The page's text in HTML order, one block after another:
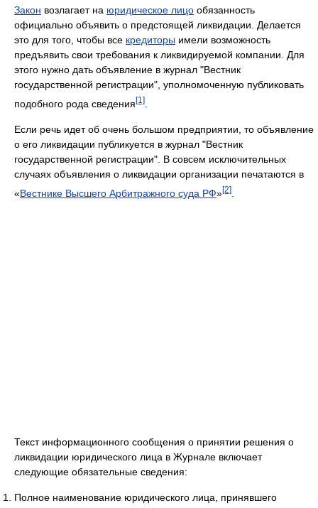
Закон возлагает на юридическое лицо обязанность
официально объявить о предстоящей ликвидации. Делается
это для того, чтобы все кредиторы имели возможность
предъявить свои требования к ликвидируемой компании. Для
этого нужно дать объявление в журнал "Вестник
государственной регистрации", уполномоченную публиковать
подобного рода сведения[1]
Если речь идет об очень большом предприятии, то объявление
о его ликвидации публикуется в журнал "Вестник
государственной регистрации". В совсем исключительных
случаях объявления о ликвидации организации печатаются в
«Вестнике Высшего Арбитражного суда РФ»[2]
Текст информационного сообщения о принятии решения о
ликвидации юридического лица в Журнале включает
следующие обязательные сведения:
Полное наименование юридического лица, принявшего